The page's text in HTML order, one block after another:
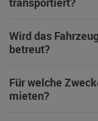
Wird das
betreut?
Für welche
mieten?